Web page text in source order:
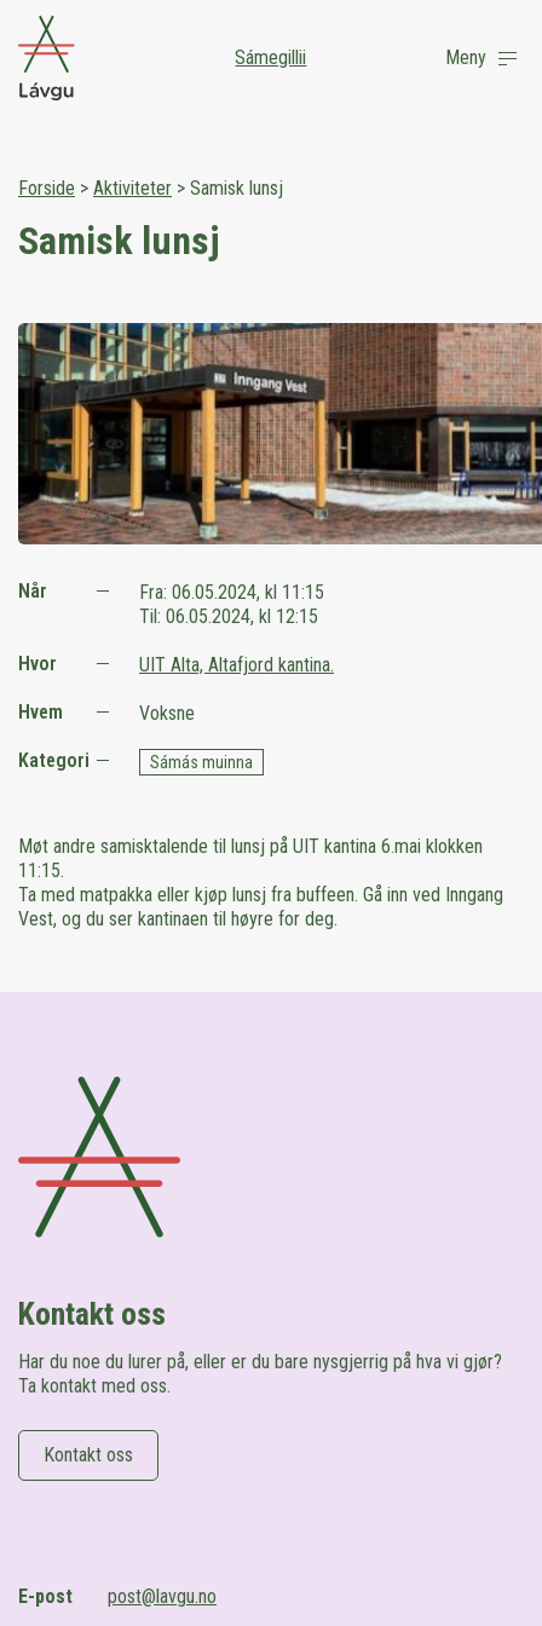
Sámegillii Meny
Forside > Aktiviteter > Samisk lunsj
Samisk lunsj
Når Fra: 06.05.2024, kl 11:15
Til: 06.05.2024, kl 12:15
Hvor UIT Alta, Altafjord kantina.
Hvem Voksne
Kategori Sámás muinna
Møt andre samisktalende til lunsj på UIT kantina 6.mai klokken
11:15.
Ta med matpakka eller kjøp lunsj fra buffeen. Gå inn ved Inngang
Vest, og du ser kantinaen til høyre for deg.
Kontakt oss
Har du noe du lurer på, eller er du bare nysgjerrig på hva vi gjør?
Ta kontakt med oss.
Kontakt oss
E-post post@lavgu.no